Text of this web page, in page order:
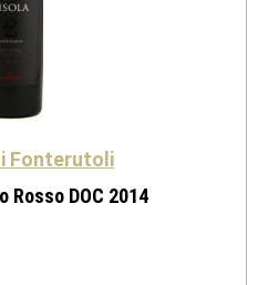
Fonterutoli
Rosso DOC 2014